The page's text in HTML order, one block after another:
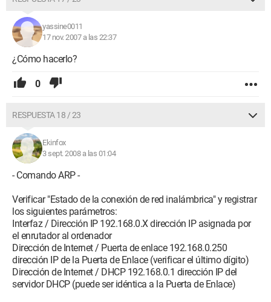
yassine0011
17 nov. 2007 a las 22:37
¿Cómo hacerlo?
0
RESPUESTA 18 / 23
Ekinfox
3 sept. 2008 a las 01:04
- Comando ARP -
Verificar "Estado de la conexión de red inalámbrica" y registrar
los siguientes parámetros:
Interfaz / Dirección IP 192.168.0.X dirección IP asignada por
el enrutador al ordenador
Dirección de Internet / Puerta de enlace 192.168.0.250
dirección IP de la Puerta de Enlace (verificar el último dígito)
Dirección de Internet / DHCP 192.168.0.1 dirección IP del
servidor DHCP (puede ser idéntica a la Puerta de Enlace)